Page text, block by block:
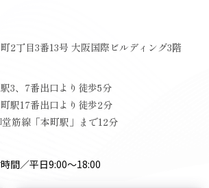
2丁目3番13号 大阪国際ビルディング3階
3、7番出口より徒歩5分
駅17番出口より徒歩2分
筋線「本町駅」まで12分
間／平日9:00〜18:00